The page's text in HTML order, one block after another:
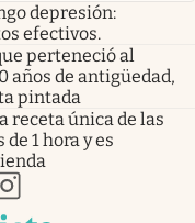
depresión:
efectivos.
perteneció al
años de antigüedad,
pintada
receta única de las
1 hora y es
pestañapestaña
nueva pestaña
en nueva pestaña
abre en nueva pestaña